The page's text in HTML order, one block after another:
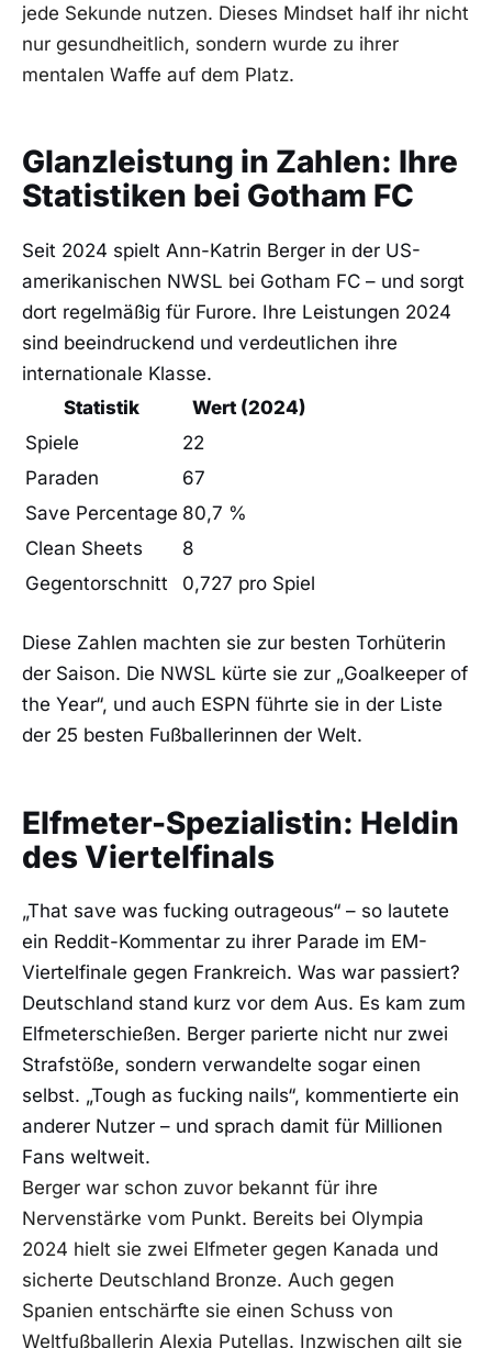
jede Sekunde nutzen. Dieses Mindset half ihr nicht
nur gesundheitlich, sondern wurde zu ihrer
mentalen Waffe auf dem Platz.
Glanzleistung in Zahlen: Ihre
Statistiken bei Gotham FC
Seit 2024 spielt Ann-Katrin Berger in der US-
amerikanischen NWSL bei Gotham FC – und sorgt
dort regelmäßig für Furore. Ihre Leistungen 2024
sind beeindruckend und verdeutlichen ihre
internationale Klasse.
Statistik
Wert (2024)
Spiele
22
Paraden
67
Save Percentage 80,7 %
Clean Sheets
8
Gegentorschnitt
0,727 pro Spiel
Diese Zahlen machten sie zur besten Torhüterin
der Saison. Die NWSL kürte sie zur „Goalkeeper of
the Year“, und auch ESPN führte sie in der Liste
der 25 besten Fußballerinnen der Welt.
Elfmeter-Spezialistin: Heldin
des Viertelfinals
„That save was fucking outrageous“ – so lautete
ein Reddit-Kommentar zu ihrer Parade im EM-
Viertelfinale gegen Frankreich. Was war passiert?
Deutschland stand kurz vor dem Aus. Es kam zum
Elfmeterschießen. Berger parierte nicht nur zwei
Strafstöße, sondern verwandelte sogar einen
selbst. „Tough as fucking nails“, kommentierte ein
anderer Nutzer – und sprach damit für Millionen
Fans weltweit.
Berger war schon zuvor bekannt für ihre
Nervenstärke vom Punkt. Bereits bei Olympia
2024 hielt sie zwei Elfmeter gegen Kanada und
sicherte Deutschland Bronze. Auch gegen
Spanien entschärfte sie einen Schuss von
Weltfußballerin Alexia Putellas. Inzwischen gilt sie